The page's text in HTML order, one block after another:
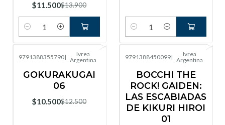
$11.500$13.900
Cantidad Cantidad
9791388355790|
Ivrea
Argentina
GOKURAKUGAI
06
$10.500$12.500
9791388450099|
Ivrea
Argentina
BOCCHI THE
ROCK! GAIDEN:
LAS ESCABIADAS
DE KIKURI HIROI
01